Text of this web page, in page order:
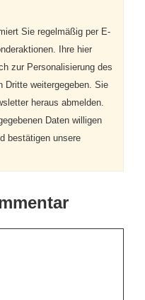
Sie regelmäßig per E-
Ihre hier
zur Personalisierung des
Dritte weitergegeben. Sie
heraus abmelden.
Daten willigen
bestätigen unsere